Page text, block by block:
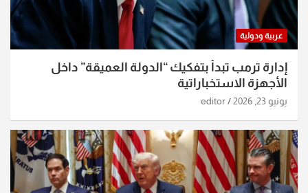
عربية ودولية
إدارة ترمب تبدأ بتفكيك “الدولة العميقة” داخل
الأجهزة الاستخباراتية
يونيو 23, 2026 editor